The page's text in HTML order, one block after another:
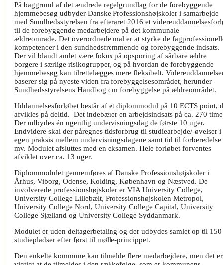
På baggrund af det ændrede regelgrundlag for de forebyggende
hjemmebesøg udbyder Danske Professionshøjskoler i samarbejde
med Sundhedsstyrelsen fra efteråret 2016 et
til de forebyggende medarbejdere på det kommunale
ældreområde. Det overordnede mål er at styrke de
kompetencer i den sundhedsfremmende og forebyggende indsats.
Der vil blandt andet være fokus på opsporing af sårbare ældre
borgere i særlige risikogrupper, og på hvordan de forebyggende
hjemmebesøg kan tilrettelægges mere fleksibelt.
baserer sig på nyeste viden fra forebyggelsesområdet, herunder
Sundhedsstyrelsens Håndbog om forebyggelse på ældreområdet.
Uddannelsesforløbet består af et diplommodul på 10 ECTS point,
afvikles på deltid. Det indebærer en arbejdsindsats på ca. 270
Der udbydes én ugentlig undervisningsdag de første 10 uger.
Endvidere skal der påregnes tidsforbrug til studiearbejde/-øvelser i
egen praksis mellem undervisningsdagene samt tid til forberedelse
mv. Modulet afsluttes med en eksamen. Hele forløbet forventes
afviklet over ca. 13 uger.
Diplommodulet gennemføres af Danske Professionshøjskoler i
Århus, Viborg, Odense, Kolding, København og Næstved. De
involverede professionshøjskoler er VIA University College,
University College Lillebælt, Professionshøjskolen Metropol,
University College Nord, University College Capital, University
College Sjælland og University College Syddanmark.
Modulet er uden deltagerbetaling og der udbydes samlet op til 150
studiepladser efter først til mølle-princippet.
Den enkelte kommune kan tilmelde flere medarbejdere, men det er